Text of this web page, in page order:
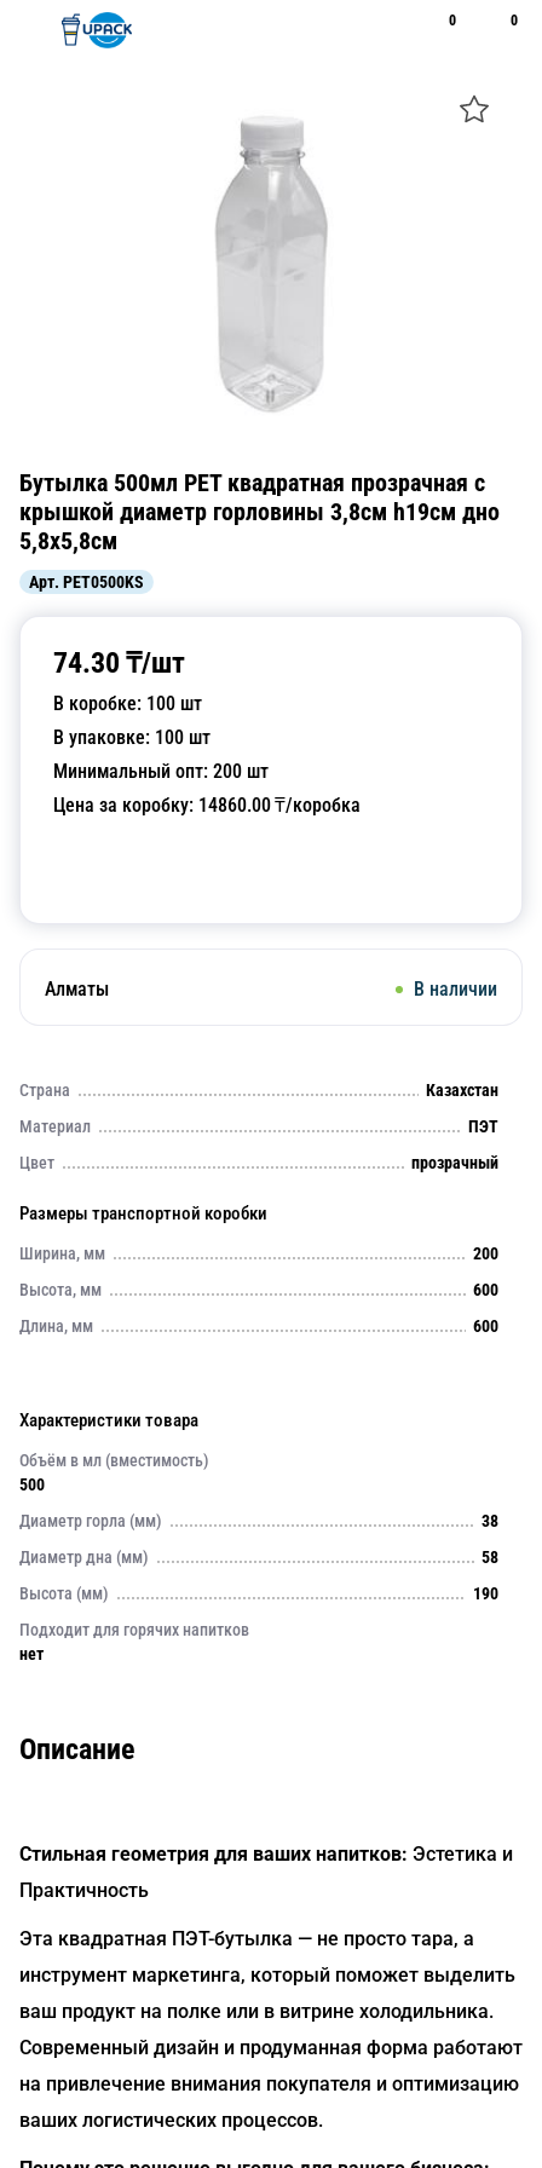
0 0
Бутылка 500мл PET квадратная прозрачная с
крышкой диаметр горловины 3,8см h19см дно
5,8х5,8см
Арт. PET0500KS
74.30 ₸/шт
В коробке: 100 шт
В упаковке: 100 шт
Минимальный опт: 200 шт
Цена за коробку: 14860.00₸/коробка
Алматы В наличии
Страна
Казахстан
Материал
ПЭТ
Цвет
прозрачный
Размеры транспортной коробки
Ширина, мм
200
Высота, мм
600
Длина, мм
600
Характеристики товара
Объём в мл (вместимость)
500
Диаметр горла (мм)
38
Диаметр дна (мм)
58
Высота (мм)
190
Подходит для горячих напитков
нет
Описание
Стильная геометрия для ваших напитков: Эстетика и
Практичность
Эта квадратная ПЭТ-бутылка — не просто тара, а
инструмент маркетинга, который поможет выделить
ваш продукт на полке или в витрине холодильника.
Современный дизайн и продуманная форма работают
на привлечение внимания покупателя и оптимизацию
ваших логистических процессов.